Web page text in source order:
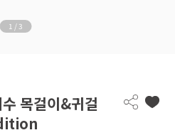
1 / 3
목걸이&귀걸